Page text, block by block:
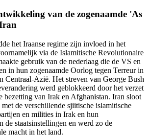
van de zogenaamde 'As
het Iraanse regime zijn invloed in het
via de Islamitische Revolutionaire
gebruik van de nederlaag die de VS en
in hun zogenaamde Oorlog tegen Terreur in
Centraal-Azië. Het streven van George Bush
werd geblokkeerd door het verzet
bezetting van Irak en Afghanistan. Iran sloot
de verschillende sjiitische islamitische
en milities in Irak en hun
de staatsinstellingen en werd zo de
macht in het land.